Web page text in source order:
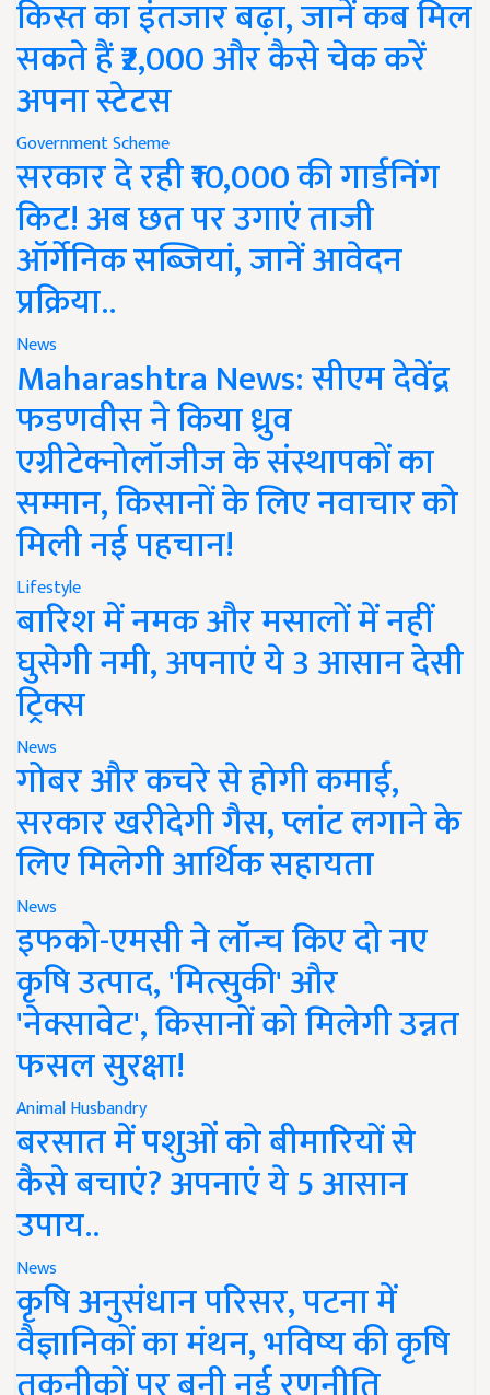
किस्त का इंतजार बढ़ा, जानें कब मिल
सकते हैं ₹2,000 और कैसे चेक करें
अपना स्टेटस
Government Scheme
सरकार दे रही ₹10,000 की गार्डनिंग
किट! अब छत पर उगाएं ताजी
ऑर्गेनिक सब्जियां, जानें आवेदन
प्रक्रिया..
News
Maharashtra News: सीएम देवेंद्र
फडणवीस ने किया ध्रुव
एग्रीटेक्नोलॉजीज के संस्थापकों का
सम्मान, किसानों के लिए नवाचार को
मिली नई पहचान!
Lifestyle
बारिश में नमक और मसालों में नहीं
घुसेगी नमी, अपनाएं ये 3 आसान देसी
ट्रिक्स
News
गोबर और कचरे से होगी कमाई,
सरकार खरीदेगी गैस, प्लांट लगाने के
लिए मिलेगी आर्थिक सहायता
News
इफको-एमसी ने लॉन्च किए दो नए
कृषि उत्पाद, 'मित्सुकी' और
'नेक्सावेट', किसानों को मिलेगी उन्नत
फसल सुरक्षा!
Animal Husbandry
बरसात में पशुओं को बीमारियों से
कैसे बचाएं? अपनाएं ये 5 आसान
उपाय..
News
कृषि अनुसंधान परिसर, पटना में
वैज्ञानिकों का मंथन, भविष्य की कृषि